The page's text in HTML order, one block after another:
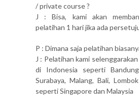
/ private course ?
J : Bisa, kami akan
pelatihan 1 hari jika ada
P : Dimana saja pelatihan
J : Pelatihan kami
di Indonesia seperti
Surabaya, Malang, Bali,
seperti Singapore dan Malaysia